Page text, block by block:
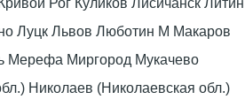
Луцк Львов Люботин М Макаров
Мерефа Миргород Мукачево
Николаев (Николаевская обл.)